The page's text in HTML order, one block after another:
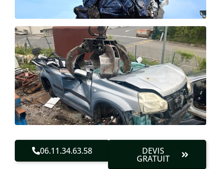
06.11.34.63.58 DEVIS
GRATUIT